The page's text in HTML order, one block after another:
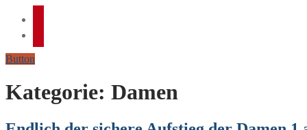
Button
Kategorie: Damen